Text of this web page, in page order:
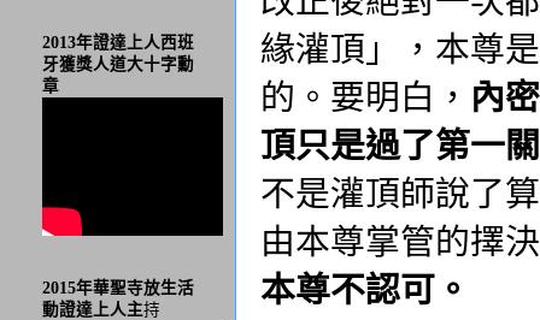
緣灌頂」
，本尊
的。要明白， 內
頂只是過了第一
不是灌頂師說了
由本尊掌管的擇
本尊不認可 。
2013年證達上人西班
牙獲獎人道大十字勳
章
2015年華聖寺放生活
動證達上人主持